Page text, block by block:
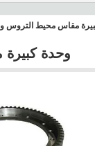
مقاس محيط التروس
وحدة كبيرة